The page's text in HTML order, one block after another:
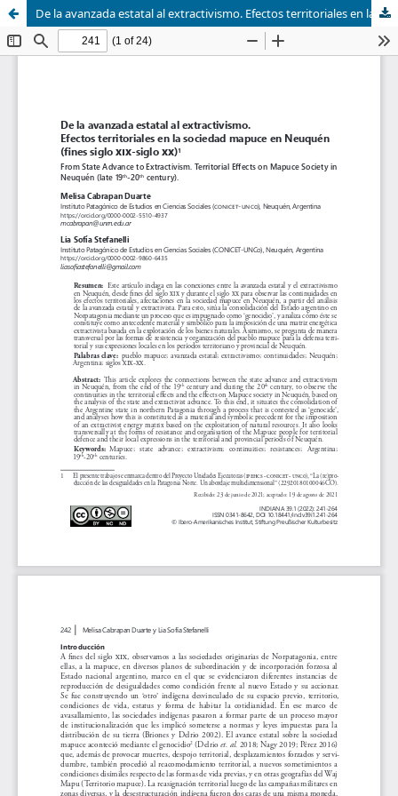
De la avanzada estatal al extractivismo. Efectos territoriales en la sociedad mapuce en Neuquén (fines siglo XIX-siglo XX)